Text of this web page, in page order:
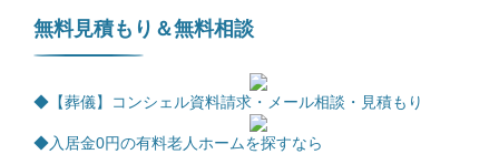
無料見積もり＆無料相談
◆【葬儀】コンシェル資料請求・メール相談・見積もり
◆入居金0円の有料老人ホームを探すなら